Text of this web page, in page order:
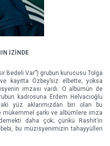
İZİNDE
Bedeli Var”) grubun kurucusu Tolga
kayıtta Özbey’siz elbette; yoksa
imzası vardı. O albümün de
kadrosuna Erdem Helvacıoğlu
yüz aklarımızdan biri olan bu
şarkı ve albümlere imza
daha çok; çünkü Rashit’in
bu müzisyenimizin tahayyülleri